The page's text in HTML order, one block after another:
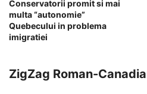
Conservatorii promit si mai
multa “autonomie”
Quebecului in problema
imigratiei
ZigZag Roman-